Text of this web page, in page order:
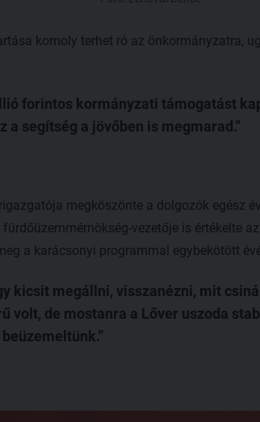
komoly terhet ró az önkormányzatra,
forintos kormányzati támogatást
a segítség a jövőben is megmarad.
megköszönte a dolgozók egész
vezetője is értékelte
a karácsonyi programmal egybekötött
kicsit megállni, visszanézni, mit
volt, de mostanra a Lőver uszoda